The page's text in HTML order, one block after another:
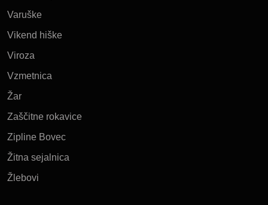
Varuške
Vikend hiške
Viroza
Vzmetnica
Žar
Zaščitne rokavice
Zipline Bovec
Žitna sejalnica
Žlebovi